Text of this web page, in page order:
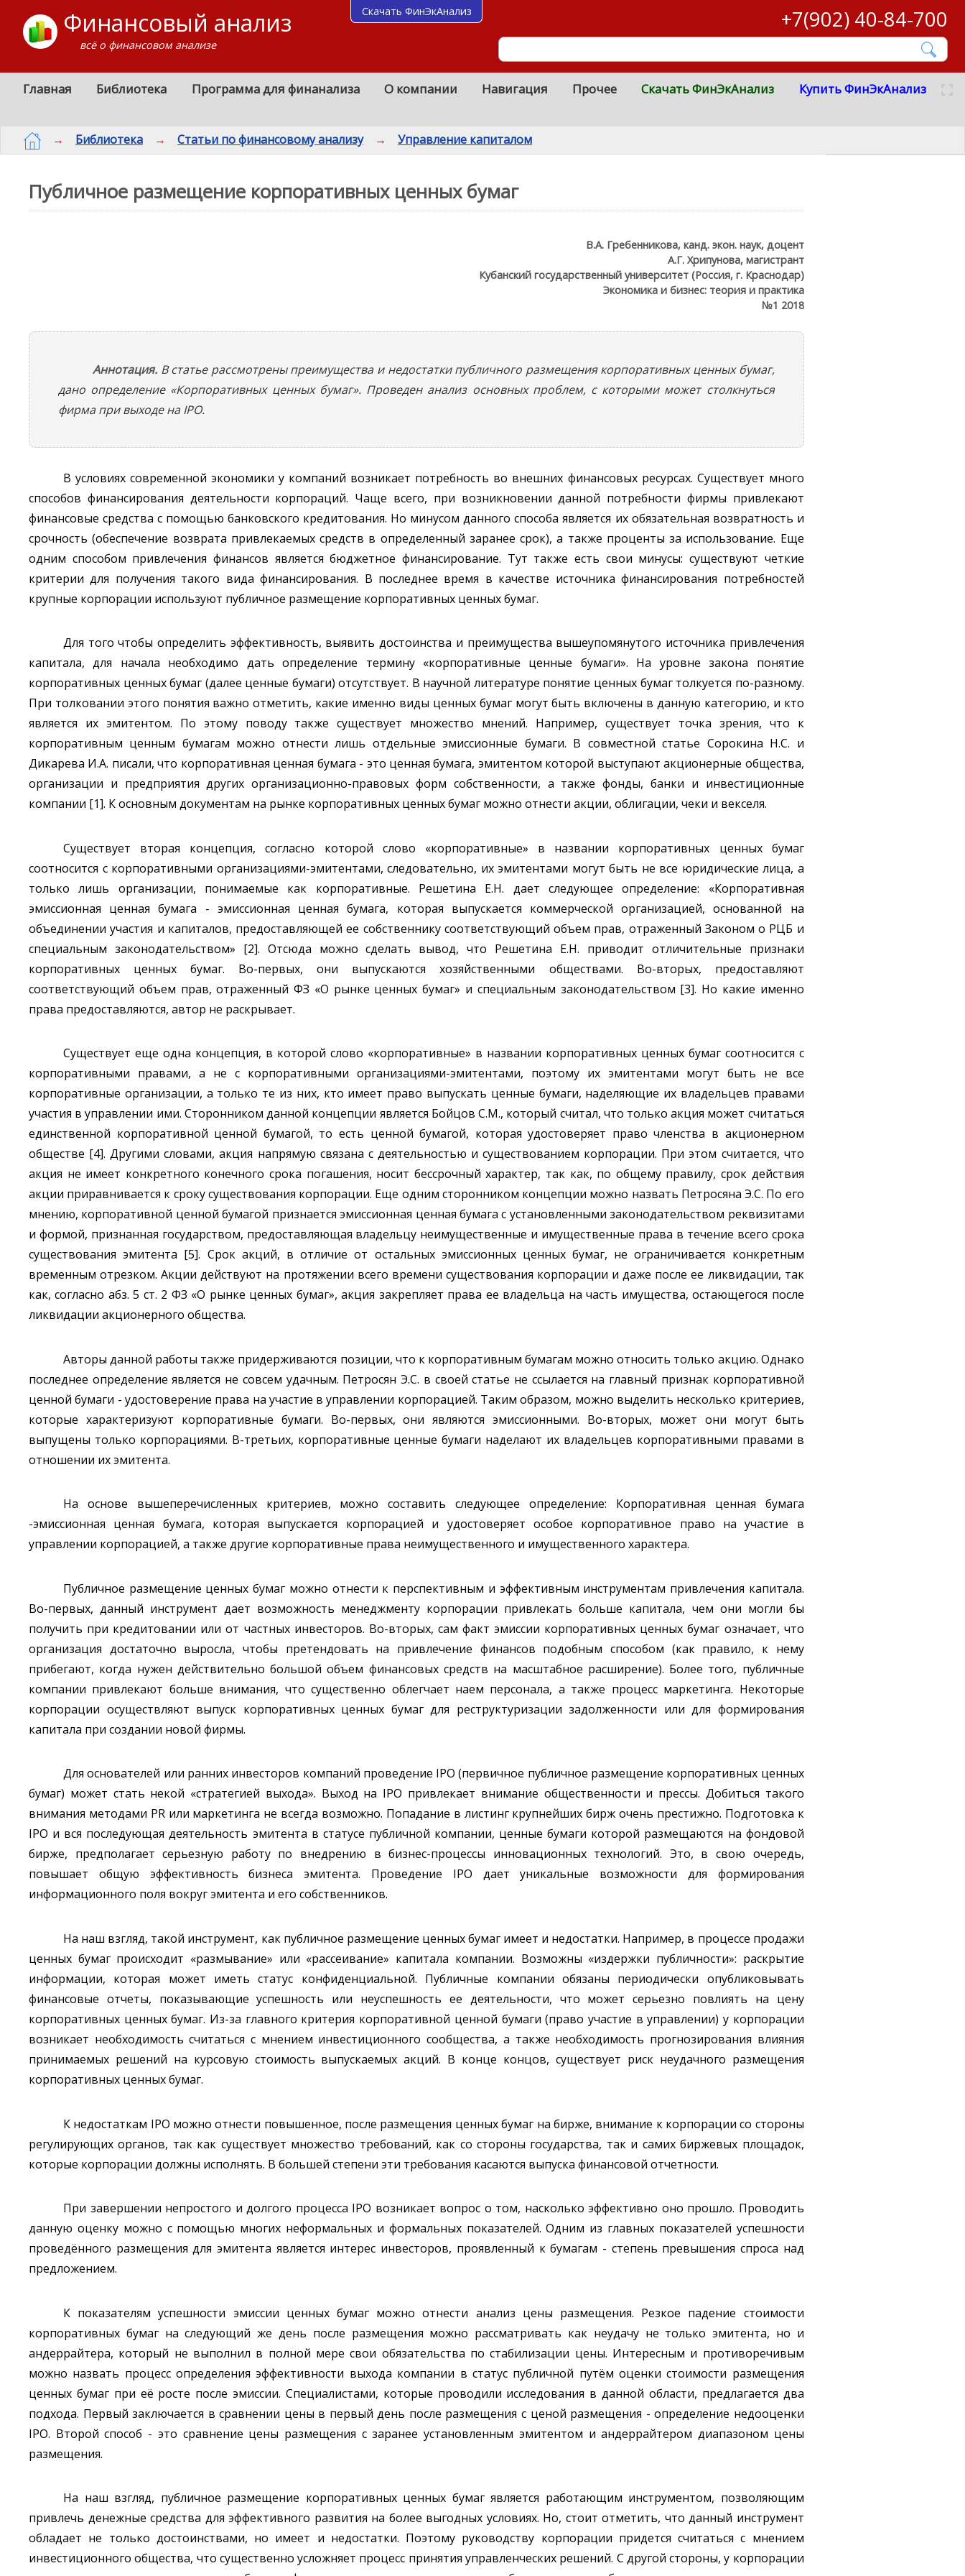
Финансовый анализ
всё о финансовом анализе
+7(902) 40-84-700
Главная Библиотека Программа для финанализа О компании Навигация Прочее Скачать ФинЭкАнализ Купить ФинЭкАнализ
→ Библиотека → Статьи по финансовому анализу → Управление капиталом
Публичное размещение корпоративных ценных бумаг
В.А. Гребенникова, канд. экон. наук, доцент
А.Г. Хрипунова, магистрант
Кубанский государственный университет (Россия, г. Краснодар)
Экономика и бизнес: теория и практика
№1 2018
Аннотация. В статье рассмотрены преимущества и недостатки публичного размещения корпоративных ценных бумаг,
дано определение «Корпоративных ценных бумаг». Проведен анализ основных проблем, с которыми может столкнуться
фирма при выходе на IPO.
В условиях современной экономики у компаний возникает потребность во внешних финансовых ресурсах. Существует много
способов финансирования деятельности корпораций. Чаще всего, при возникновении данной потребности фирмы привлекают
финансовые средства с помощью банковского кредитования. Но минусом данного способа является их обязательная возвратность и
срочность (обеспечение возврата привлекаемых средств в определенный заранее срок), а также проценты за использование. Еще
одним способом привлечения финансов является бюджетное финансирование. Тут также есть свои минусы: существуют четкие
критерии для получения такого вида финансирования. В последнее время в качестве источника финансирования потребностей
крупные корпорации используют публичное размещение корпоративных ценных бумаг.
Для того чтобы определить эффективность, выявить достоинства и преимущества вышеупомянутого источника привлечения
капитала, для начала необходимо дать определение термину «корпоративные ценные бумаги». На уровне закона понятие
корпоративных ценных бумаг (далее ценные бумаги) отсутствует. В научной литературе понятие ценных бумаг толкуется по-разному.
При толковании этого понятия важно отметить, какие именно виды ценных бумаг могут быть включены в данную категорию, и кто
является их эмитентом. По этому поводу также существует множество мнений. Например, существует точка зрения, что к
корпоративным ценным бумагам можно отнести лишь отдельные эмиссионные бумаги. В совместной статье Сорокина Н.С. и
Дикарева И.А. писали, что корпоративная ценная бумага - это ценная бумага, эмитентом которой выступают акционерные общества,
организации и предприятия других организационно-правовых форм собственности, а также фонды, банки и инвестиционные
компании [1]. К основным документам на рынке корпоративных ценных бумаг можно отнести акции, облигации, чеки и векселя.
Существует вторая концепция, согласно которой слово «корпоративные» в названии корпоративных ценных бумаг
соотносится с корпоративными организациями-эмитентами, следовательно, их эмитентами могут быть не все юридические лица, а
только лишь организации, понимаемые как корпоративные. Решетина Е.Н. дает следующее определение: «Корпоративная
эмиссионная ценная бумага - эмиссионная ценная бумага, которая выпускается коммерческой организацией, основанной на
объединении участия и капиталов, предоставляющей ее собственнику соответствующий объем прав, отраженный Законом о РЦБ и
специальным законодательством» [2]. Отсюда можно сделать вывод, что Решетина Е.Н. приводит отличительные признаки
корпоративных ценных бумаг. Во-первых, они выпускаются хозяйственными обществами. Во-вторых, предоставляют
соответствующий объем прав, отраженный ФЗ «О рынке ценных бумаг» и специальным законодательством [3]. Но какие именно
права предоставляются, автор не раскрывает.
Существует еще одна концепция, в которой слово «корпоративные» в названии корпоративных ценных бумаг соотносится с
корпоративными правами, а не с корпоративными организациями-эмитентами, поэтому их эмитентами могут быть не все
корпоративные организации, а только те из них, кто имеет право выпускать ценные бумаги, наделяющие их владельцев правами
участия в управлении ими. Сторонником данной концепции является Бойцов С.М., который считал, что только акция может считаться
единственной корпоративной ценной бумагой, то есть ценной бумагой, которая удостоверяет право членства в акционерном
обществе [4]. Другими словами, акция напрямую связана с деятельностью и существованием корпорации. При этом считается, что
акция не имеет конкретного конечного срока погашения, носит бессрочный характер, так как, по общему правилу, срок действия
акции приравнивается к сроку существования корпорации. Еще одним сторонником концепции можно назвать Петросяна Э.С. По его
мнению, корпоративной ценной бумагой признается эмиссионная ценная бумага с установленными законодательством реквизитами
и формой, признанная государством, предоставляющая владельцу неимущественные и имущественные права в течение всего срока
существования эмитента [5]. Срок акций, в отличие от остальных эмиссионных ценных бумаг, не ограничивается конкретным
временным отрезком. Акции действуют на протяжении всего времени существования корпорации и даже после ее ликвидации, так
как, согласно абз. 5 ст. 2 ФЗ «О рынке ценных бумаг», акция закрепляет права ее владельца на часть имущества, остающегося после
ликвидации акционерного общества.
Авторы данной работы также придерживаются позиции, что к корпоративным бумагам можно относить только акцию. Однако
последнее определение является не совсем удачным. Петросян Э.С. в своей статье не ссылается на главный признак корпоративной
ценной бумаги - удостоверение права на участие в управлении корпорацией. Таким образом, можно выделить несколько критериев,
которые характеризуют корпоративные бумаги. Во-первых, они являются эмиссионными. Во-вторых, может они могут быть
выпущены только корпорациями. В-третьих, корпоративные ценные бумаги наделают их владельцев корпоративными правами в
отношении их эмитента.
На основе вышеперечисленных критериев, можно составить следующее определение: Корпоративная ценная бумага
-эмиссионная ценная бумага, которая выпускается корпорацией и удостоверяет особое корпоративное право на участие в
управлении корпорацией, а также другие корпоративные права неимущественного и имущественного характера.
Публичное размещение ценных бумаг можно отнести к перспективным и эффективным инструментам привлечения капитала.
Во-первых, данный инструмент дает возможность менеджменту корпорации привлекать больше капитала, чем они могли бы
получить при кредитовании или от частных инвесторов. Во-вторых, сам факт эмиссии корпоративных ценных бумаг означает, что
организация достаточно выросла, чтобы претендовать на привлечение финансов подобным способом (как правило, к нему
прибегают, когда нужен действительно большой объем финансовых средств на масштабное расширение). Более того, публичные
компании привлекают больше внимания, что существенно облегчает наем персонала, а также процесс маркетинга. Некоторые
корпорации осуществляют выпуск корпоративных ценных бумаг для реструктуризации задолженности или для формирования
капитала при создании новой фирмы.
Для основателей или ранних инвесторов компаний проведение IPO (первичное публичное размещение корпоративных ценных
бумаг) может стать некой «стратегией выхода». Выход на IPO привлекает внимание общественности и прессы. Добиться такого
внимания методами PR или маркетинга не всегда возможно. Попадание в листинг крупнейших бирж очень престижно. Подготовка к
IPO и вся последующая деятельность эмитента в статусе публичной компании, ценные бумаги которой размещаются на фондовой
бирже, предполагает серьезную работу по внедрению в бизнес-процессы инновационных технологий. Это, в свою очередь,
повышает общую эффективность бизнеса эмитента. Проведение IPO дает уникальные возможности для формирования
информационного поля вокруг эмитента и его собственников.
На наш взгляд, такой инструмент, как публичное размещение ценных бумаг имеет и недостатки. Например, в процессе продажи
ценных бумаг происходит «размывание» или «рассеивание» капитала компании. Возможны «издержки публичности»: раскрытие
информации, которая может иметь статус конфиденциальной. Публичные компании обязаны периодически опубликовывать
финансовые отчеты, показывающие успешность или неуспешность ее деятельности, что может серьезно повлиять на цену
корпоративных ценных бумаг. Из-за главного критерия корпоративной ценной бумаги (право участие в управлении) у корпорации
возникает необходимость считаться с мнением инвестиционного сообщества, а также необходимость прогнозирования влияния
принимаемых решений на курсовую стоимость выпускаемых акций. В конце концов, существует риск неудачного размещения
корпоративных ценных бумаг.
К недостаткам IPO можно отнести повышенное, после размещения ценных бумаг на бирже, внимание к корпорации со стороны
регулирующих органов, так как существует множество требований, как со стороны государства, так и самих биржевых площадок,
которые корпорации должны исполнять. В большей степени эти требования касаются выпуска финансовой отчетности.
При завершении непростого и долгого процесса IPO возникает вопрос о том, насколько эффективно оно прошло. Проводить
данную оценку можно с помощью многих неформальных и формальных показателей. Одним из главных показателей успешности
проведённого размещения для эмитента является интерес инвесторов, проявленный к бумагам - степень превышения спроса над
предложением.
К показателям успешности эмиссии ценных бумаг можно отнести анализ цены размещения. Резкое падение стоимости
корпоративных бумаг на следующий же день после размещения можно рассматривать как неудачу не только эмитента, но и
андеррайтера, который не выполнил в полной мере свои обязательства по стабилизации цены. Интересным и противоречивым
можно назвать процесс определения эффективности выхода компании в статус публичной путём оценки стоимости размещения
ценных бумаг при её росте после эмиссии. Специалистами, которые проводили исследования в данной области, предлагается два
подхода. Первый заключается в сравнении цены в первый день после размещения с ценой размещения - определение недооценки
IPO. Второй способ - это сравнение цены размещения с заранее установленным эмитентом и андеррайтером диапазоном цены
размещения.
На наш взгляд, публичное размещение корпоративных ценных бумаг является работающим инструментом, позволяющим
привлечь денежные средства для эффективного развития на более выгодных условиях. Но, стоит отметить, что данный инструмент
обладает не только достоинствами, но имеет и недостатки. Поэтому руководству корпорации придется считаться с мнением
инвестиционного общества, что существенно усложняет процесс принятия управленческих решений. С другой стороны, у корпорации
Скачать ФинЭкАнализ